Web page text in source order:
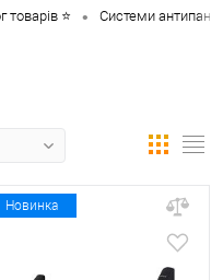
товарів ⭐ • Системи
Новинка